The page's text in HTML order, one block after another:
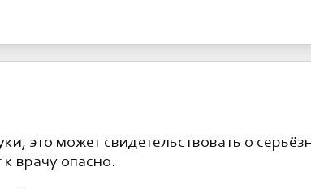
это может свидетельствовать о
врачу опасно.